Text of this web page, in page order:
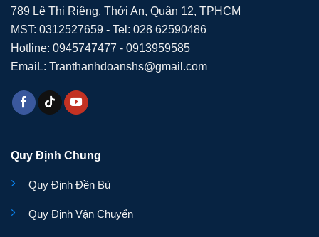
789 Lê Thị Riêng, Thới An, Quận 12, TPHCM
MST: 0312527659 - Tel: 028 62590486
Hotline: 0945747477 - 0913959585
EmaiL: Tranthanhdoanshs@gmail.com
Quy Định Chung
Quy Định Đền Bù
Quy Định Vận Chuyển